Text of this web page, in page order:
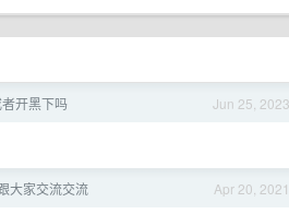
Jun 25, 2023
开黑下吗
Apr 20, 2021
大家交流交流